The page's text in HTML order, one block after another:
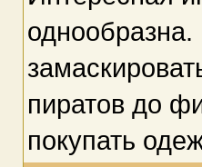
однообразна.
пиратов до
покупать